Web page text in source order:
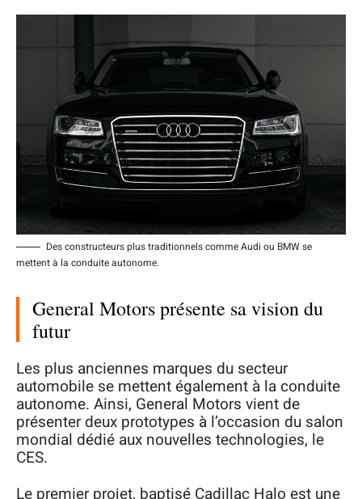
Des constructeurs plus traditionnels comme Audi ou BMW se
mettent à la conduite autonome.
General Motors présente sa vision du
futur
Les plus anciennes marques du secteur
automobile se mettent également à la conduite
autonome. Ainsi, General Motors vient de
présenter deux prototypes à l’occasion du salon
mondial dédié aux nouvelles technologies, le
CES.
Le premier projet, baptisé Cadillac Halo est une